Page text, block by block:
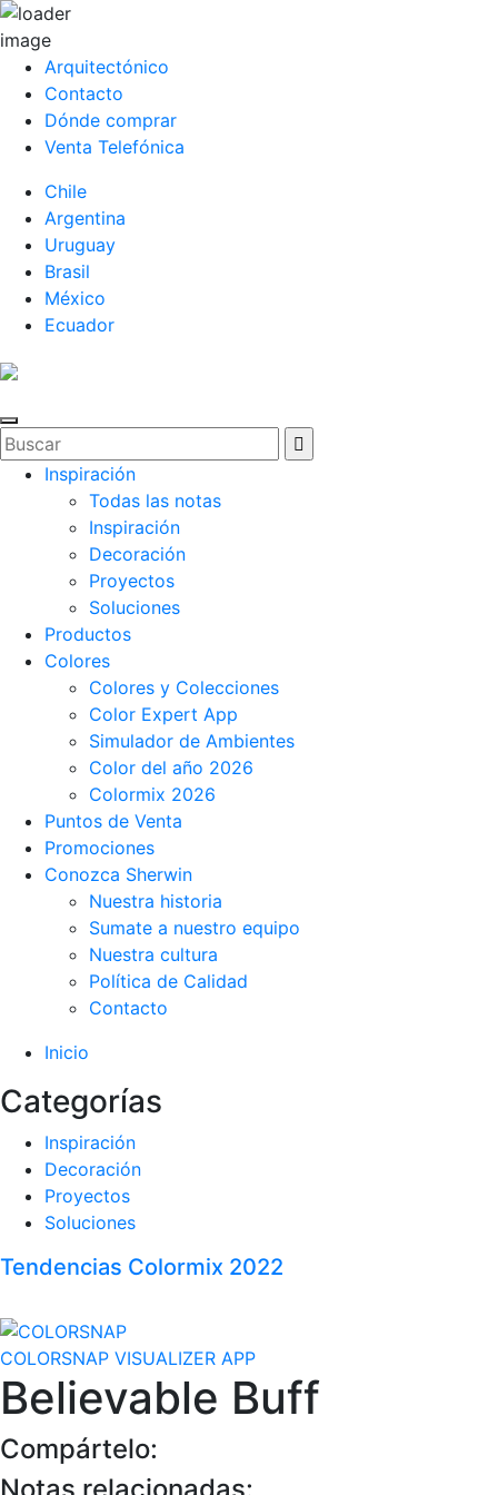
Arquitectónico
Contacto
Dónde comprar
Venta Telefónica
Chile
Argentina
Uruguay
Brasil
México
Ecuador
Inspiración
Todas las notas
Inspiración
Decoración
Proyectos
Soluciones
Productos
Colores
Colores y Colecciones
Color Expert App
Simulador de Ambientes
Color del año 2026
Colormix 2026
Puntos de Venta
Promociones
Conozca Sherwin
Nuestra historia
Sumate a nuestro equipo
Nuestra cultura
Política de Calidad
Contacto
Inicio
Categorías
Inspiración
Decoración
Proyectos
Soluciones
Tendencias Colormix 2022
COLORSNAP VISUALIZER APP
Believable Buff
Compártelo:
Notas relacionadas: